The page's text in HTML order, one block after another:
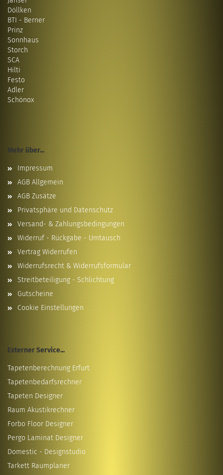
Döllken
BTI - Berner
Prinz
Sonnhaus
Storch
SCA
Hilti
Festo
Adler
Schönox
Mehr über...
Impressum
AGB Allgemein
AGB Zusätze
Privatsphäre und Datenschutz
Versand- & Zahlungsbedingungen
Widerruf - Rückgabe - Umtausch
Vertrag Widerrufen
Widerrufsrecht & Widerrufsformular
Streitbeteiligung - Schlichtung
Gutscheine
Cookie Einstellungen
Externer Service...
Tapetenberechnung Erfurt
Tapetenbedarfsrechner
Tapeten Designer
Raum Akustikrechner
Forbo Floor Designer
Pergo Laminat Designer
Domestic - Designstudio
Tarkett Raumplaner